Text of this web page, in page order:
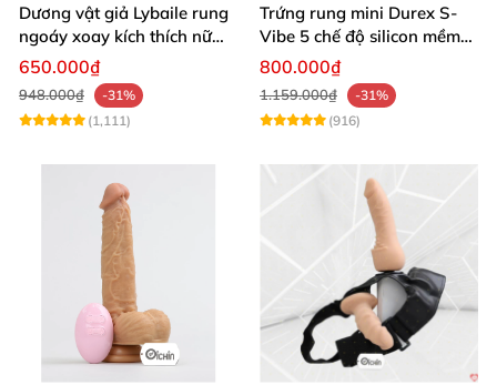
Dương vật giả Lybaile rung
ngoáy xoay kích thích nữ
thủ dâm
650.000₫
948.000₫
-31%
(1,111)
Trứng rung mini Durex S-
Vibe 5 chế độ silicon mềm
mịn cao cấp
800.000₫
1.159.000₫
-31%
(916)